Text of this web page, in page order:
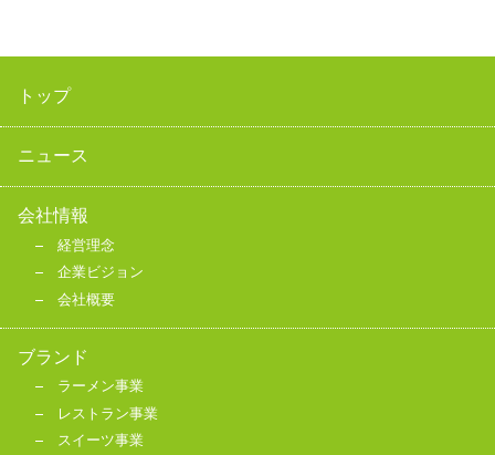
トップ
ニュース
会社情報
経営理念
企業ビジョン
会社概要
ブランド
ラーメン事業
レストラン事業
スイーツ事業